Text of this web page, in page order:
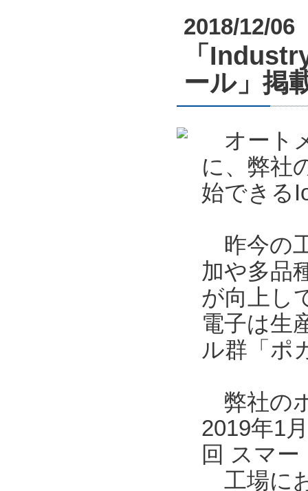
2018/12/06
「
ール」掲
オート
に、弊社
始できる
昨今の
加や多品
が向上し
電子は生
ル群「ポ
弊社の
2019年1
回 スマ
工場に